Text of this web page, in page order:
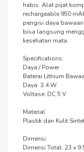
habis. Alat pijat
rechargeable 950
pengisi daya
bisa langsung
kesehatan mata.
Specifications:
Daya / Power
Baterai Lithium
Daya: 3.4 W
Voltase: DC 5 V
Material
Plastik dan Kulit
Dimensi
Dimensi Total: 23 x